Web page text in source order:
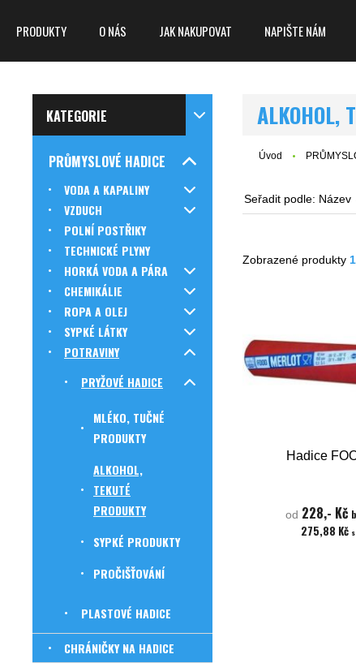
PRODUKTY O NÁS JAK NAKUPOVAT NAPIŠTE NÁM
KATEGORIE
PRŮMYSLOVÉ HADICE
VODA A KAPALINY
VZDUCH
POLNÍ POSTŘIKY
TECHNICKÉ PLYNY
HORKÁ VODA A PÁRA
CHEMIKÁLIE
ROPA A OLEJ
SYPKÉ LÁTKY
POTRAVINY
PRYŽOVÉ HADICE
MLÉKO, TUČNÉ
PRODUKTY
ALKOHOL,
TEKUTÉ
PRODUKTY
SYPKÉ PRODUKTY
PROČIŠŤOVÁNÍ
PLASTOVÉ HADICE
CHRÁNIČKY NA HADICE
ALKOHOL,
Úvod
Seřadit podle: Název
Zobrazené produkty
Hadice
od 228,- Kč
275,88 Kč